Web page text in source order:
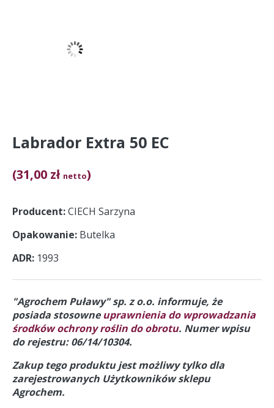
Labrador Extra 50 EC
(31,00 zł netto)
Producent CIECH Sarzyna
Opakowanie Butelka
ADR 1993
"Agrochem Puławy" sp. z o.o. informuje, że
posiada stosowneuprawnienia do wprowadzania
środków ochrony roślin do obrotu. Numer wpisu
do rejestru: 06/14/10304.
Zakup tego produktu jest możliwy tylko dla
zarejestrowanych Użytkowników sklepu
Agrochem.